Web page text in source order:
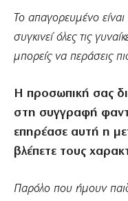
Το απαγορευμένο
συγκινεί όλες τις
μπορείς να περάσεις
Η προσωπική σας
στη συγγραφή
επηρέασε αυτή η
βλέπετε τους
Παρόλο που ήμουν